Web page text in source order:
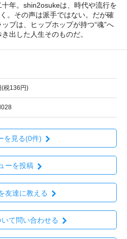
年。shin2osukeは、時代や流行を
。その声は派手ではない。だが確
プは、ヒップホップが持つ“魂”へ
出した人生そのものだ。
(税136円)
を見る(0件)
ーを投稿
友達に教える
て問い合わせる